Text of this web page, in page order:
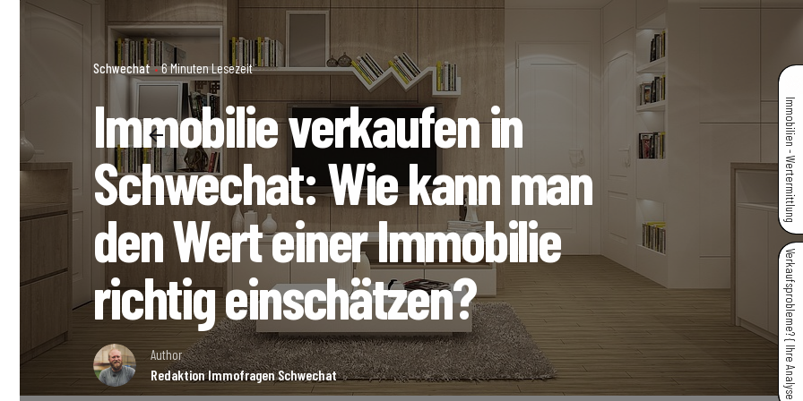
Schwechat 6 Minuten Lesezeit
Immobilie verkaufen in
Schwechat: Wie kann man
den Wert einer Immobilie
richtig einschätzen?
Author
Redaktion Immofragen Schwechat
Immobilien - Wertermittlung
Verkaufsprobleme? { Ihre Analyse }